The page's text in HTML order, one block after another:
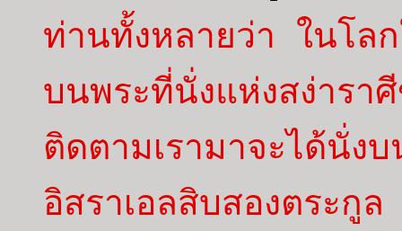
ท่านทั้งหลายว่า ในโล
บนพระที่นั่งแห่งสง่ารา
ติดตามเรามาจะได้นั่ง
อิสราเอลสิบสองตระกูล